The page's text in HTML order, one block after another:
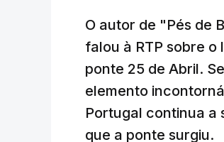
O autor de "Pés de
falou à RTP sobre
ponte 25 de Abril.
elemento
Portugal continua a
que a ponte surgiu.